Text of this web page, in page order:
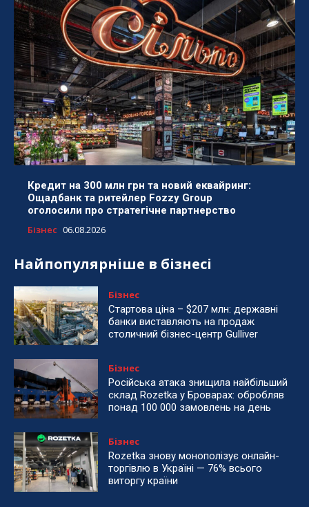
Кредит на 300 млн грн та новий еквайринг:
Ощадбанк та ритейлер Fozzy Group
оголосили про стратегічне партнерство
Бізнес 06.08.2026
Найпопулярніше в бізнесі
Бізнес
Стартова ціна – $207 млн: державні
банки виставляють на продаж
столичний бізнес-центр Gulliver
Бізнес
Російська атака знищила найбільший
склад Rozetka у Броварах: обробляв
понад 100 000 замовлень на день
Бізнес
Rozetka знову монополізує онлайн-
торгівлю в Україні — 76% всього
виторгу країни